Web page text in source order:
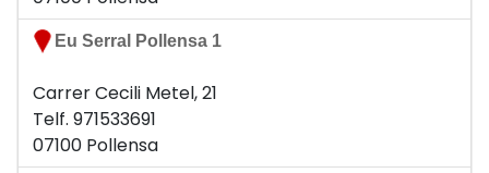
Eu Serral Pollensa 1
Carrer Cecili Metel, 21
Telf. 971533691
07100 Pollensa